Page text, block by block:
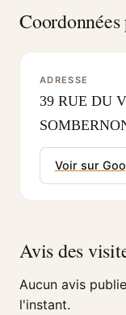
ADRESSE
39 RUE DU
Voir sur
Avis des
Aucun avis
l'instant.